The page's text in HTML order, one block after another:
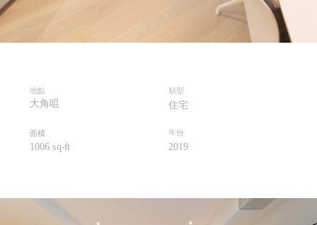
地點 類型
大角咀 住宅
年份
面積
1006 sq-ft 2019